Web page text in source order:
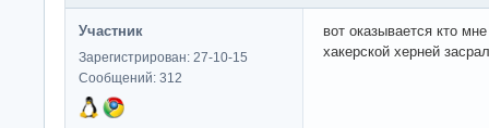
Участник
Зарегистрирован: 27-10-15
Сообщений: 312
вот оказывается кто
хакерской херней